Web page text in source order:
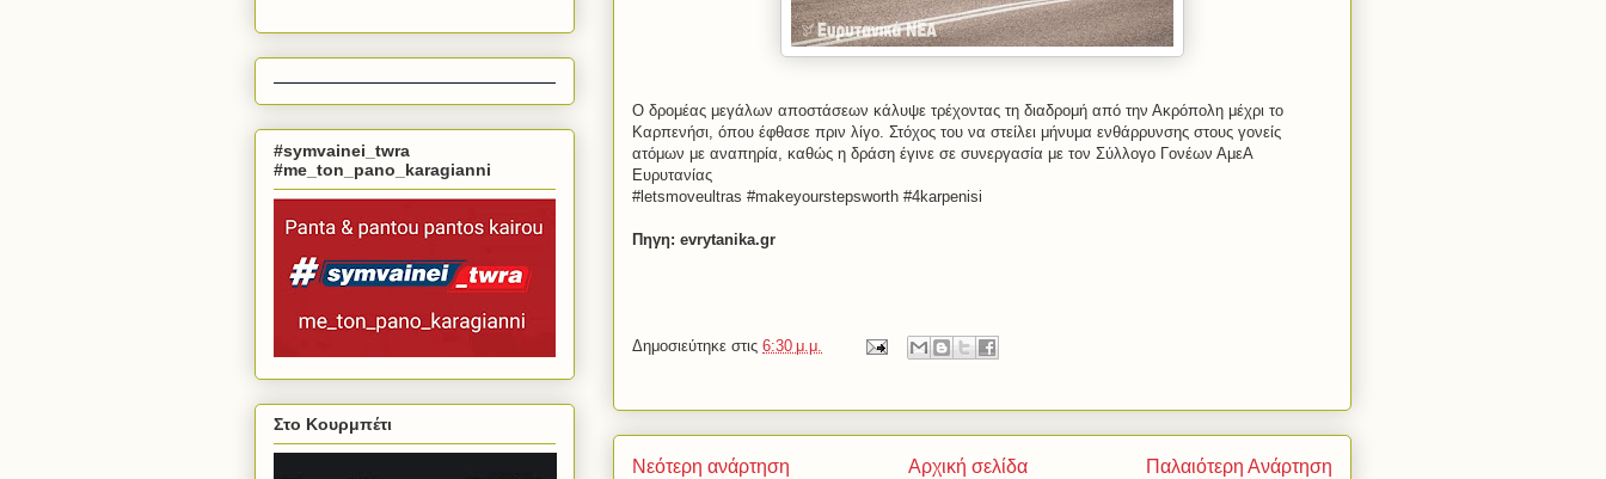
Ο δρομέας μεγάλων αποστάσεων κάλυψε τρέχοντας τη διαδρομή από την Ακρόπολη μέχρι το
Καρπενήσι, όπου έφθασε πριν λίγο. Στόχος του να στείλει μήνυμα ενθάρρυνσης στους γονείς
ατόμων με αναπηρία, καθώς η δράση έγινε σε συνεργασία με τον Σύλλογο Γονέων ΑμεΑ
Ευρυτανίας
#letsmoveultras #makeyourstepsworth #4karpenisi
Πηγη: evrytanika.gr
Δημοσιεύτηκε στις 6:30 μ.μ.
Νεότερη ανάρτηση Παλαιότερη Ανάρτηση
Αρχική σελίδα
#symvainei_twra
#me_ton_pano_karagianni
Στο Κουρμπέτι